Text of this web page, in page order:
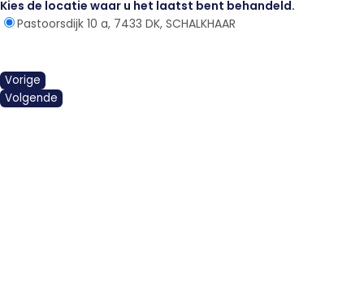
Kies de locatie waar u het laatst bent behandeld.
Pastoorsdijk 10 a, 7433 DK, SCHALKHAAR
Vorige
Volgende